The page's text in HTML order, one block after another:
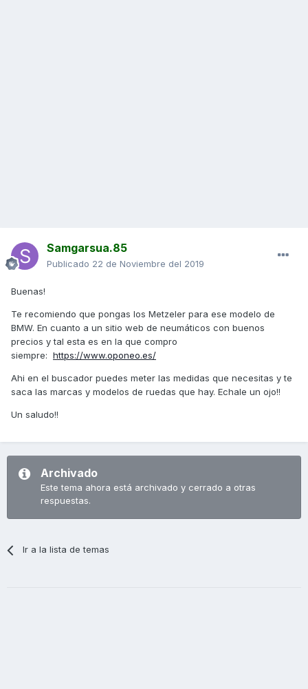
Samgarsua.85
Publicado 22 de Noviembre del 2019
Buenas!
Te recomiendo que pongas los Metzeler para ese modelo de
BMW. En cuanto a un sitio web de neumáticos con buenos
precios y tal esta es en la que compro
siempre: https://www.oponeo.es/
Ahi en el buscador puedes meter las medidas que necesitas y te
saca las marcas y modelos de ruedas que hay. Echale un ojo!!
Un saludo!!
Archivado
Este tema ahora está archivado y cerrado a otras
respuestas.
Ir a la lista de temas